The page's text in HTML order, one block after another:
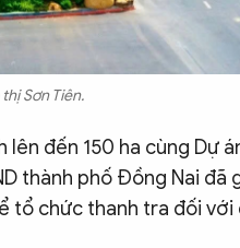
Sơn Tiên.
đến 150 ha cùng Dự
thành phố Đồng Nai đã
tổ chức thanh tra đối với